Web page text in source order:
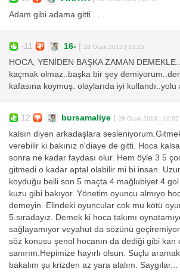
Adam gibi adama gitti . . .
-11 16- | 28 Ocak 2013 | 13:15
HOCA, YENİDEN BAŞKA ZAMAN
kaçmak olmaz..başka bir şey
kafasına koymuş. olaylarıda iyi kullandı..yolu
12 bursamaliye | 28 Ocak 2013 | 13:02
kalsın diyen arkadaşlara
verebilir ki bakınız n'diaye de gitti. Hoca
sonra ne kadar faydası olur. Hem öyle 3 5
gitmedi o kadar aptal olabilir mi bi insan.
koyduğu belli son 5 maçta 4 mağlubiyet 4
kuzu gibi bakıyor. Yönetim oyuncu almıyo
demeyin. Elindeki oyuncular cok mu kötü
5.sıradayız. Demek ki hoca takımı
sağlayamıyor veyahut da sözünü
söz konusu şenol hocanın da dediği gibi kan
sanırım.Hepimize hayırlı olsun. Suçlu
bakalım şu krizden az yara alalım. Saygılar...